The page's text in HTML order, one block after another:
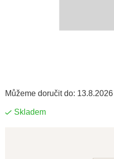
Skladem
Můžeme doručit do: 13.8.2026